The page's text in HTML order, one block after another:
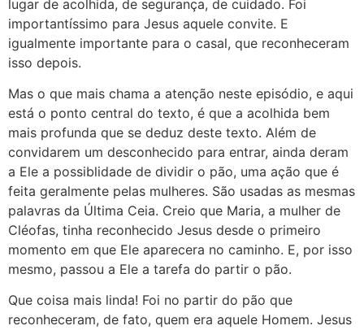
lugar de acolhida, de segurança, de cuidado. Foi
importantíssimo para Jesus aquele convite. E
igualmente importante para o casal, que reconheceram
isso depois.
Mas o que mais chama a atenção neste episódio, e aqui
está o ponto central do texto, é que a acolhida bem
mais profunda que se deduz deste texto. Além de
convidarem um desconhecido para entrar, ainda deram
a Ele a possiblidade de dividir o pão, uma ação que é
feita geralmente pelas mulheres. São usadas as mesmas
palavras da Última Ceia. Creio que Maria, a mulher de
Cléofas, tinha reconhecido Jesus desde o primeiro
momento em que Ele aparecera no caminho. E, por isso
mesmo, passou a Ele a tarefa do partir o pão.
Que coisa mais linda! Foi no partir do pão que
reconheceram, de fato, quem era aquele Homem. Jesus